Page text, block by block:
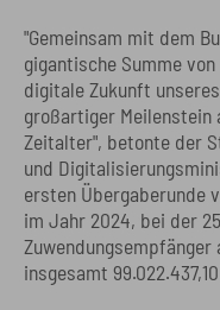
"Gemeinsam mit dem
gigantische Summe
digitale Zukunft
großartiger Meilenstein
Zeitalter", betonte der
und
ersten Übergaberunde
im Jahr 2024, bei der
Zuwendungsempfänger
insgesamt